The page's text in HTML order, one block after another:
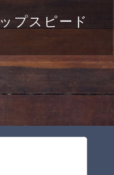
プスピード